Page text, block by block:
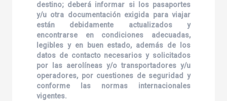
destino; deberá informar si los pasaportes
y/u otra documentación exigida para viajar
están debidamente actualizados y
encontrarse en condiciones adecuadas,
legibles y en buen estado, además de los
datos de contacto necesarios y solicitados
por las aerolíneas y/o transportadores y/u
operadores, por cuestiones de seguridad y
conforme las normas internacionales
vigentes.